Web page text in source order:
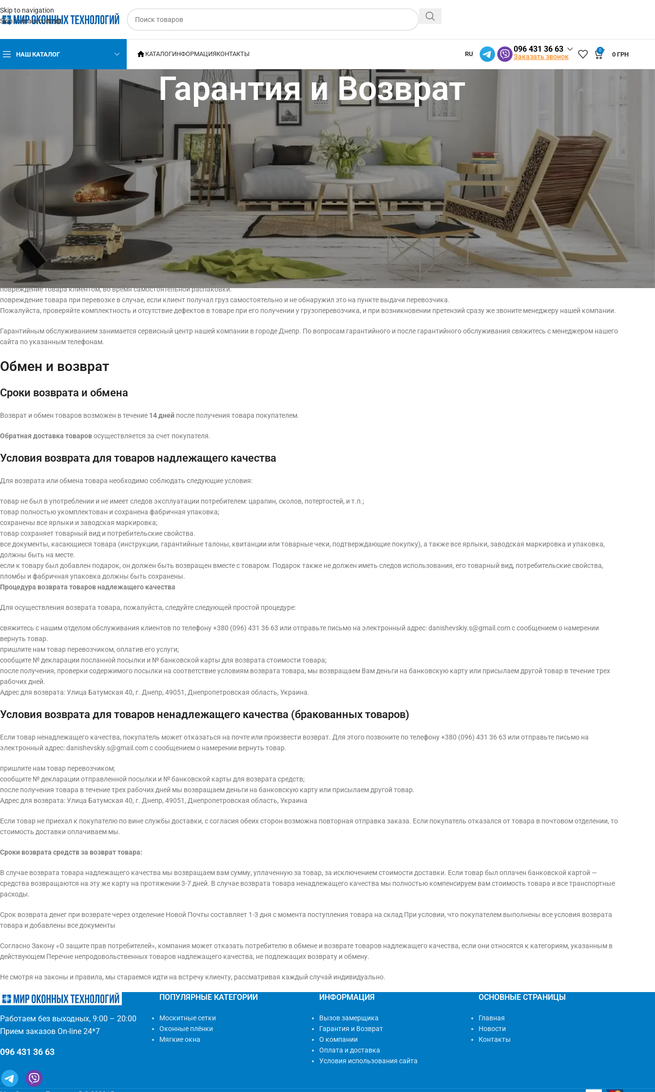
Skip to navigation
Skip to main content
НАШ КАТАЛОГ КАТАЛОГИНФОРМАЦИЯКОНТАКТЫ RU
096 431 36 63
Заказать звонок
0
0 ГРН
Гарантия и Возврат
Мы производим только качественную продукцию из современных и надежных материалов. Именно поэтому мы предоставляем полную гарантию работоспособности механизмов и систем
Гарантия на москитные сетки 12 месяцев. Гарантия распространяется на все комплектующие из которых произведена сетка. Если в течении гарантийного срока, при условии, что сетка
правильно эксплуатировалась, комплектующие изменят цвет, сломаются, изменят свою форму или придут в негодность — компания обязуется сделать им замену или сделать новую сетку или
вернуть стоимость сетки, в зависимости от заключения экспертизы (произведённой нашей компанией) и наличия на данный момент комплектующих для конкретной сетки. При
возникновении рекламации все данные о ней подаются через менеджера компании, рекламация рассматривается техническим отделом нашей компании в установленный законом срок, после
положительного решения в пользу покупателя компания выполняет свои гарантийные обязательства описанные выше.
Гарантия на остальной товар размещённый на сайте в зависимости от сервисной политики каждого товара (срок гарантии указан в описании).
Гарантийным случаем не является:
механическое повреждение механизмов или материалов во время использования.
повреждение товара клиентом, во время самостоятельной распаковки.
повреждение товара при перевозке в случае, если клиент получал груз самостоятельно и не обнаружил это на пункте выдачи перевозчика.
Пожалуйста, проверяйте комплектность и отсутствие дефектов в товаре при его получении у грузоперевозчика, и при возникновении претензий сразу же звоните менеджеру нашей компании.
Гарантийным обслуживанием занимается сервисный центр нашей компании в городе Днепр. По вопросам гарантийного и после гарантийного обслуживания свяжитесь с менеджером нашего
сайта по указанным телефонам.
Обмен и возврат
Сроки возврата и обмена
Возврат и обмен товаров возможен в течение 14 дней после получения товара покупателем.
Обратная доставка товаровосуществляется за счет покупателя.
Условия возврата для товаров надлежащего качества
Для возврата или обмена товара необходимо соблюдать следующие условия:
товар не был в употреблении и не имеет следов эксплуатации потребителем: царапин, сколов, потертостей, и т.п.;
товар полностью укомплектован и сохранена фабричная упаковка;
сохранены все ярлыки и заводская маркировка;
товар сохраняет товарный вид и потребительские свойства.
все документы, касающиеся товара (инструкции, гарантийные талоны, квитанции или товарные чеки, подтверждающие покупку), а также все ярлыки, заводская маркировка и упаковка,
должны быть на месте.
если к товару был добавлен подарок, он должен быть возвращен вместе с товаром. Подарок также не должен иметь следов использования, его товарный вид, потребительские свойства,
пломбы и фабричная упаковка должны быть сохранены.
Процедура возврата товаров надлежащего качества
Для осуществления возврата товара, пожалуйста, следуйте следующей простой процедуре:
свяжитесь с нашим отделом обслуживания клиентов по телефону +380 (096) 431 36 63 или отправьте письмо на электронный адрес: danishevskiy.s@gmail.com с сообщением о намерении
вернуть товар.
пришлите нам товар перевозчиком, оплатив его услуги;
сообщите № декларации посланной посылки и № банковской карты для возврата стоимости товара;
после получения, проверки содержимого посылки на соответствие условиям возврата товара, мы возвращаем Вам деньги на банковскую карту или присылаем другой товар в течение трех
рабочих дней.
Адрес для возврата: Улица Батумская 40, г. Днепр, 49051, Днепропетровская область, Украина.
Условия возврата для товаров ненадлежащего качества (бракованных товаров)
Если товар ненадлежащего качества, покупатель может отказаться на почте или произвести возврат. Для этого позвоните по телефону +380 (096) 431 36 63 или отправьте письмо на
электронный адрес: danishevskiy.s@gmail.com с сообщением о намерении вернуть товар.
пришлите нам товар перевозчиком;
сообщите № декларации отправленной посылки и № банковской карты для возврата средств;
после получения товара в течение трех рабочих дней мы возвращаем деньги на банковскую карту или присылаем другой товар.
Адрес для возврата: Улица Батумская 40, г. Днепр, 49051, Днепропетровская область, Украина
Если товар не приехал к покупателю по вине службы доставки, с согласия обеих сторон возможна повторная отправка заказа. Если покупатель отказался от товара в почтовом отделении, то
стоимость доставки оплачиваем мы.
Сроки возврата средств за возврат товара:
В случае возврата товара надлежащего качества мы возвращаем вам сумму, уплаченную за товар, за исключением стоимости доставки. Если товар был оплачен банковской картой —
средства возвращаются на эту же карту на протяжении 3-7 дней. В случае возврата товара ненадлежащего качества мы полностью компенсируем вам стоимость товара и все транспортные
расходы.
Срок возврата денег при возврате через отделение Новой Почты составляет 1-3 дня с момента поступления товара на склад При условии, что покупателем выполнены все условия возврата
товара и добавлены все документы
Согласно Закону «О защите прав потребителей», компания может отказать потребителю в обмене и возврате товаров надлежащего качества, если они относятся к категориям, указанным в
действующем Перечне непродовольственных товаров надлежащего качества, не подлежащих возврату и обмену.
Не смотря на законы и правила, мы стараемся идти на встречу клиенту, рассматривая каждый случай индивидуально.
Работаем без выходных, 9:00 – 20:00
Прием заказов On-line 24*7
096 431 36 63
ПОПУЛЯРНЫЕ КАТЕГОРИИ
Москитные сетки
Оконные плёнки
Мягкие окна
ИНФОРМАЦИЯ
Вызов замерщика
Гарантия и Возврат
О компании
Оплата и доставка
Условия использования сайта
ОСНОВНЫЕ СТРАНИЦЫ
Главная
Новости
Контакты